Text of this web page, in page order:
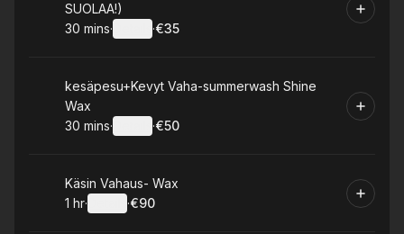
SUOLAA!)
.Duration:
30 mins· ·
.Price
€35
Book
kesäpesu+Kevyt Vaha-summerwash Shine
Wax
.Duration:
30 mins· ·
.Price
€50
Book
Käsin Vahaus- Wax
. Duration :
1 hr· ·
.Price
€90